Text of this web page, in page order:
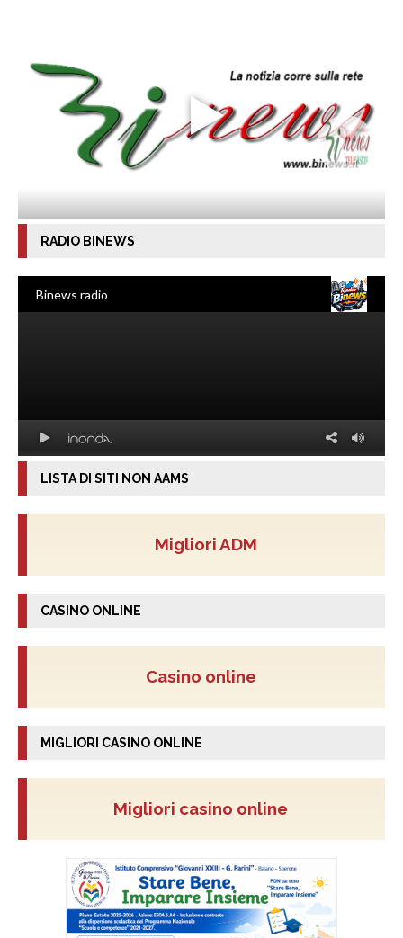
RADIO BINEWS
LISTA DI SITI NON AAMS
Migliori ADM
CASINO ONLINE
Casino online
MIGLIORI CASINO ONLINE
Migliori casino online